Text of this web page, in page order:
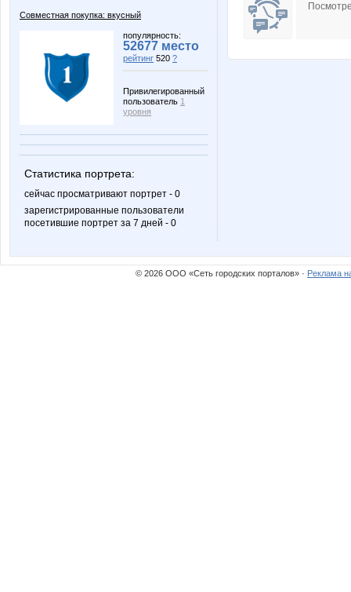
Совместная покупка: вкусный
популярность:
52677 место
рейтинг 520 ?
Привилегированный
пользователь 1
уровня
Статистика портрета:
сейчас просматривают портрет - 0
зарегистрированные пользователи
посетившие портрет за 7 дней - 0
© 2026 ООО «Сеть городских порталов» · Реклама